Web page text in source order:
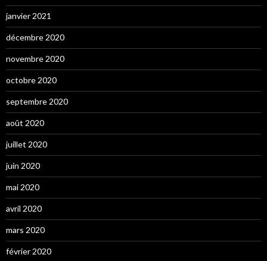
janvier 2021
décembre 2020
novembre 2020
octobre 2020
septembre 2020
août 2020
juillet 2020
juin 2020
mai 2020
avril 2020
mars 2020
février 2020